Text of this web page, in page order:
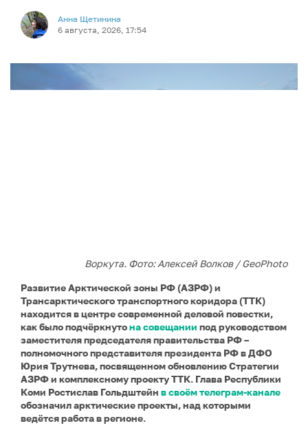
Анна Щетинина
6 августа, 2026, 17:54
Воркута. Фото: Алексей Волков / GeoPhoto
Развитие Арктической зоны РФ (АЗРФ) и
Трансарктического транспортного коридора (ТТК)
находится в центре современной деловой повестки,
как было подчёркнутона совещании под руководством
заместителя председателя правительства РФ –
полномочного представителя президента РФ в ДФО
Юрия Трутнева, посвященном обновлению Стратегии
АЗРФ и комплексному проекту ТТК. Глава Республики
Коми Ростислав Гольдштейн в своём телеграм-канале
обозначил арктические проекты, над которыми
ведётся работа в регионе.